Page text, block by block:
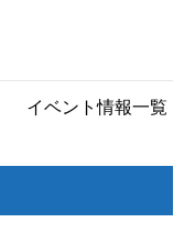
イベント情報一覧